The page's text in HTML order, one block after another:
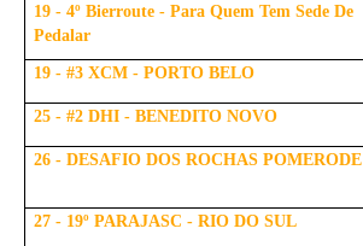
19 - 4º Bierroute - Para Quem Tem Sede De
Pedalar
19 - #3 XCM - PORTO BELO
25 - #2 DHI - BENEDITO NOVO
26 - DESAFIO DOS ROCHAS POMERODE
27 - 19º PARAJASC - RIO DO SUL